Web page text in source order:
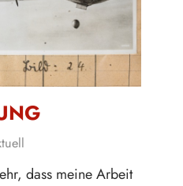
dass meine Arbeit